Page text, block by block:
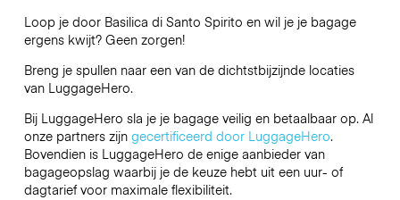
Loop je door Basilica di Santo Spirito en wil je je bagage
ergens kwijt? Geen zorgen!
Breng je spullen naar een van de dichtstbijzijnde locaties
van LuggageHero.
Bij LuggageHero sla je je bagage veilig en betaalbaar op. Al
onze partners zijn gecertificeerd door LuggageHero.
Bovendien is LuggageHero de enige aanbieder van
bagageopslag waarbij je de keuze hebt uit een uur- of
dagtarief voor maximale flexibiliteit.